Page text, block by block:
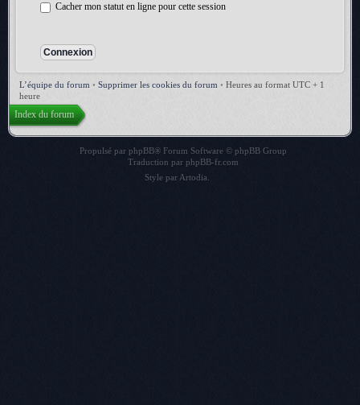
Cacher mon statut en ligne pour cette session
L’équipe du forum • Supprimer les cookies du forum • Heures au format UTC + 1
heure
Index du forum
Propulsé par phpBB® Forum Software © phpBB Group
Traduction par phpBB-fr.com
Style par Artodia